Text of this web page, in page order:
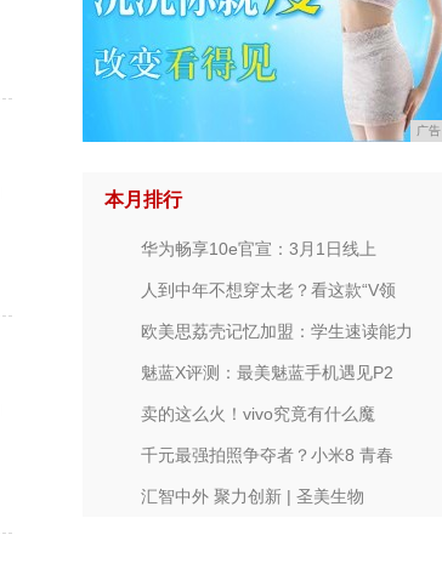
广告
本月排行
华为畅享10e官宣：3月1日线上
人到中年不想穿太老？看这款“V领
欧美思荔壳记忆加盟：学生速读能力
魅蓝X评测：最美魅蓝手机遇见P2
卖的这么火！vivo究竟有什么魔
千元最强拍照争夺者？小米8 青春
汇智中外 聚力创新 | 圣美生物